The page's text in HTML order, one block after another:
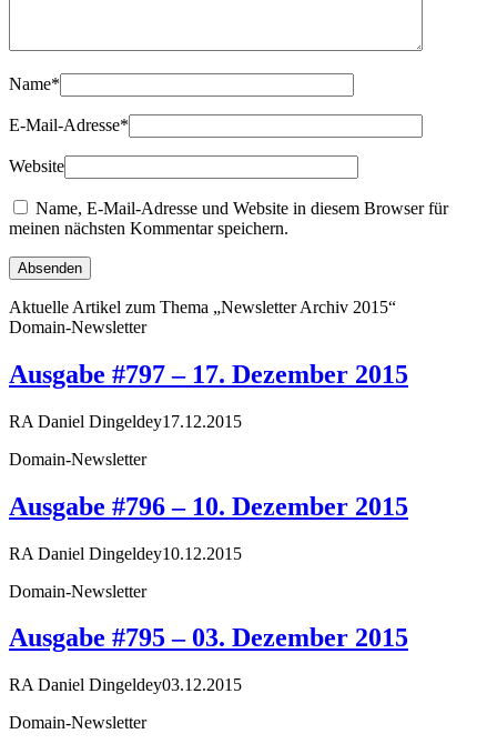
Name*
E-Mail-Adresse*
Website
Name, E-Mail-Adresse und Website in diesem Browser für
meinen nächsten Kommentar speichern.
Aktuelle Artikel zum Thema „Newsletter Archiv 2015“
Domain-Newsletter
Ausgabe #797 – 17. Dezember 2015
RA Daniel Dingeldey17.12.2015
Domain-Newsletter
Ausgabe #796 – 10. Dezember 2015
RA Daniel Dingeldey10.12.2015
Domain-Newsletter
Ausgabe #795 – 03. Dezember 2015
RA Daniel Dingeldey03.12.2015
Domain-Newsletter